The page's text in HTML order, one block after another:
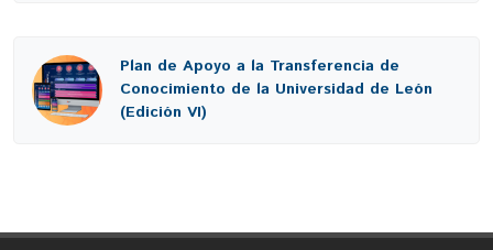
Plan de Apoyo a la Transferencia de
Conocimiento de la Universidad de León
(Edición VI)